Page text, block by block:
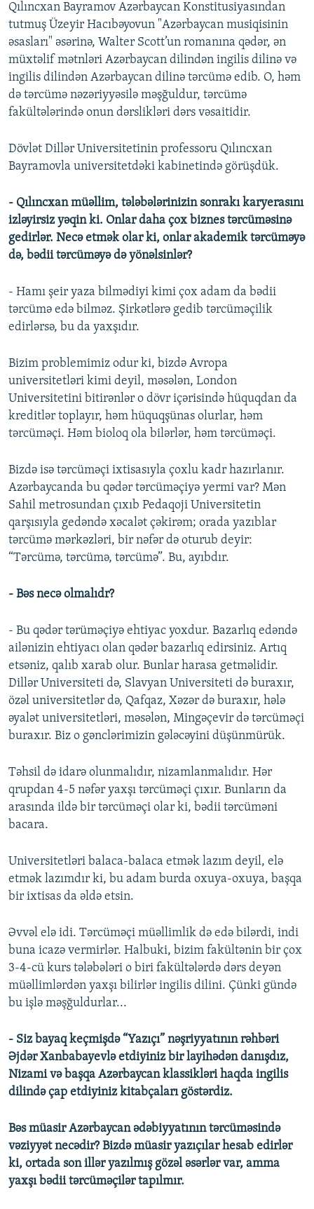
Qılıncxan Bayramov Azərbaycan Konstitusiyasından
tutmuş Üzeyir Hacıbəyovun "Azərbaycan musiqisinin
əsasları" əsərinə, Walter Scott’un romanına qədər, ən
müxtəlif mətnləri Azərbaycan dilindən ingilis dilinə və
ingilis dilindən Azərbaycan dilinə tərcümə edib. O, həm
də tərcümə nəzəriyyəsilə məşğuldur, tərcümə
fakültələrində onun dərslikləri dərs vəsaitidir.
Dövlət Dillər Universitetinin professoru Qılıncxan
Bayramovla universitetdəki kabinetində görüşdük.
- Qılıncxan müəllim, tələbələrinizin sonrakı karyerasını
izləyirsiz yəqin ki. Onlar daha çox biznes tərcüməsinə
gedirlər. Necə etmək olar ki, onlar akademik tərcüməyə
də, bədii tərcüməyə də yönəlsinlər?
- Hamı şeir yaza bilmədiyi kimi çox adam da bədii
tərcümə edə bilməz. Şirkətlərə gedib tərcüməçilik
edirlərsə, bu da yaxşıdır.
Bizim problemimiz odur ki, bizdə Avropa
universitetləri kimi deyil, məsələn, London
Universitetini bitirənlər o dövr içərisində hüquqdan da
kreditlər toplayır, həm hüquqşünas olurlar, həm
tərcüməçi. Həm bioloq ola bilərlər, həm tərcüməçi.
Bizdə isə tərcüməçi ixtisasıyla çoxlu kadr hazırlanır.
Azərbaycanda bu qədər tərcüməçiyə yermi var? Mən
Sahil metrosundan çıxıb Pedaqoji Universitetin
qarşısıyla gedəndə xəcalət çəkirəm; orada yazıblar
tərcümə mərkəzləri, bir nəfər də oturub deyir:
“Tərcümə, tərcümə, tərcümə”. Bu, ayıbdır.
- Bəs necə olmalıdr?
- Bu qədər tərüməçiyə ehtiyac yoxdur. Bazarlıq edəndə
ailənizin ehtiyacı olan qədər bazarlıq edirsiniz. Artıq
etsəniz, qalıb xarab olur. Bunlar harasa getməlidir.
Dillər Universiteti də, Slavyan Universiteti də buraxır,
özəl universitetlər də, Qafqaz, Xəzər də buraxır, hələ
əyalət universitetləri, məsələn, Mingəçevir də tərcüməçi
buraxır. Biz o gənclərimizin gələcəyini düşünmürük.
Təhsil də idarə olunmalıdır, nizamlanmalıdır. Hər
qrupdan 4-5 nəfər yaxşı tərcüməçi çıxır. Bunların da
arasında ildə bir tərcüməçi olar ki, bədii tərcüməni
bacara.
Universitetləri balaca-balaca etmək lazım deyil, elə
etmək lazımdır ki, bu adam burda oxuya-oxuya, başqa
bir ixtisas da əldə etsin.
Əvvəl elə idi. Tərcüməçi müəllimlik də edə bilərdi, indi
buna icazə vermirlər. Halbuki, bizim fakültənin bir çox
3-4-cü kurs tələbələri o biri fakültələrdə dərs deyən
müəllimlərdən yaxşı bilirlər ingilis dilini. Çünki gündə
bu işlə məşğuldurlar...
- Siz bayaq keçmişdə “Yazıçı” nəşriyyatının rəhbəri
Əjdər Xanbabayevlə etdiyiniz bir layihədən danışdız,
Nizami və başqa Azərbaycan klassikləri haqda ingilis
dilində çap etdiyiniz kitabçaları göstərdiz.
Bəs müasir Azərbaycan ədəbiyyatının tərcüməsində
vəziyyət necədir? Bizdə müasir yazıçılar hesab edirlər
ki, ortada son illər yazılmış gözəl əsərlər var, amma
yaxşı bədii tərcüməçilər tapılmır.